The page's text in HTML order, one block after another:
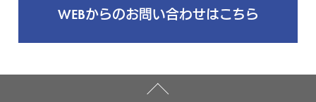
WEBからのお問い合わせはこちら